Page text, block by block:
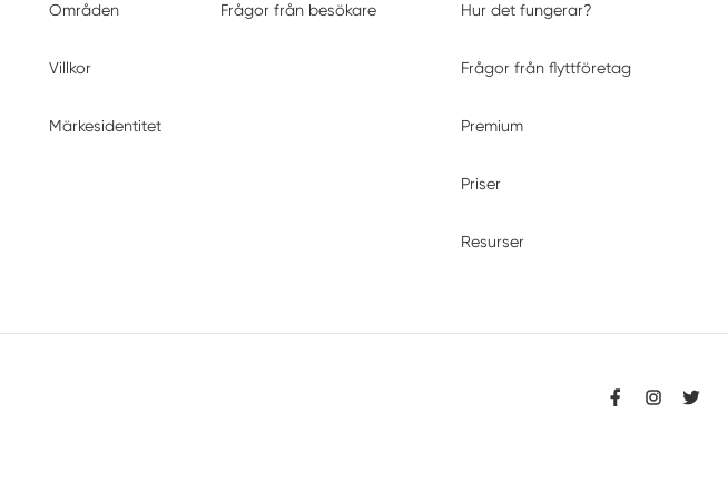
Områden
Villkor
Märkesidentitet
Frågor från besökare Hur det fungerar?
Frågor från flyttföretag
Premium
Priser
Resurser